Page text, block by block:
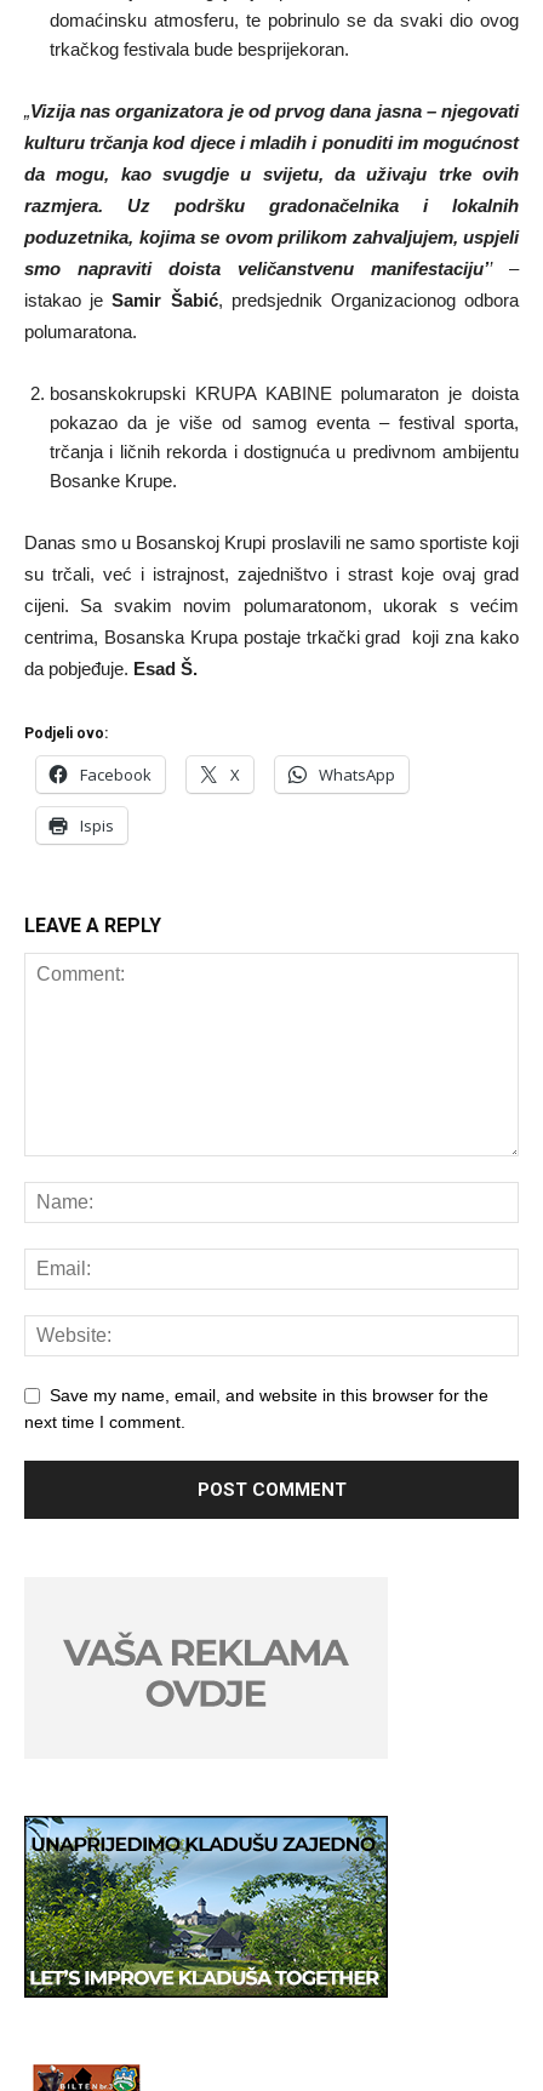
domaćinsku atmosferu, te pobrinulo se da svaki dio ovog
trkačkog festivala bude besprijekoran.
„Vizija nas organizatora je od prvog dana jasna – njegovati
kulturu trčanja kod djece i mladih i ponuditi im mogućnost
da mogu, kao svugdje u svijetu, da uživaju trke ovih
razmjera. Uz podršku gradonačelnika i lokalnih
poduzetnika, kojima se ovom prilikom zahvaljujem, uspjeli
smo napraviti doista veličanstvenu manifestaciju’’–
istakao jeSamir Šabić, predsjednik Organizacionog odbora
polumaratona.
bosanskokrupski KRUPA KABINE polumaraton je doista
pokazao da je više od samog eventa – festival sporta,
trčanja i ličnih rekorda i dostignuća u predivnom ambijentu
Bosanke Krupe.
Danas smo u Bosanskoj Krupi proslavili ne samo sportiste koji
su trčali, već i istrajnost, zajedništvo i strast koje ovaj grad
cijeni. Sa svakim novim polumaratonom, ukorak s većim
centrima, Bosanska Krupa postaje trkački grad koji zna kako
da pobjeđuje. Esad Š.
Podjeli ovo:
Facebook X WhatsApp
Ispis
LEAVE A REPLY
Save my name, email, and website in this browser for the
next time I comment.